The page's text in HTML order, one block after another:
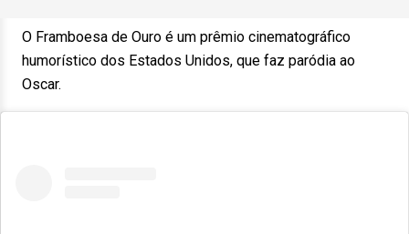
O Framboesa de Ouro é um prêmio cinematográfico
humorístico dos Estados Unidos, que faz paródia ao
Oscar.